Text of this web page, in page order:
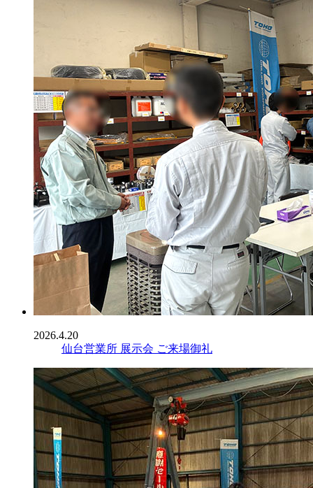
2026.4.20
仙台営業所 展示会 ご来場御礼